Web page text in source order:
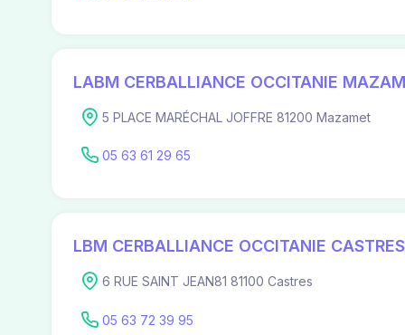
LABM CERBALLIANCE OCCITANIE
5 PLACE MARÉCHAL JOFFRE 81200 Mazamet
05 63 61 29 65
LBM CERBALLIANCE OCCITANIE
6 RUE SAINT JEAN81 81100 Castres
05 63 72 39 95